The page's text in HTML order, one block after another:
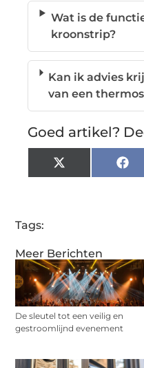
Meer Berichten
De sleutel tot een veilig en
gestroomlijnd evenement
Wat is de
kroonstrip?
Kan ik advies
van een
Goed artikel?
X
(Twitter)
Tags: